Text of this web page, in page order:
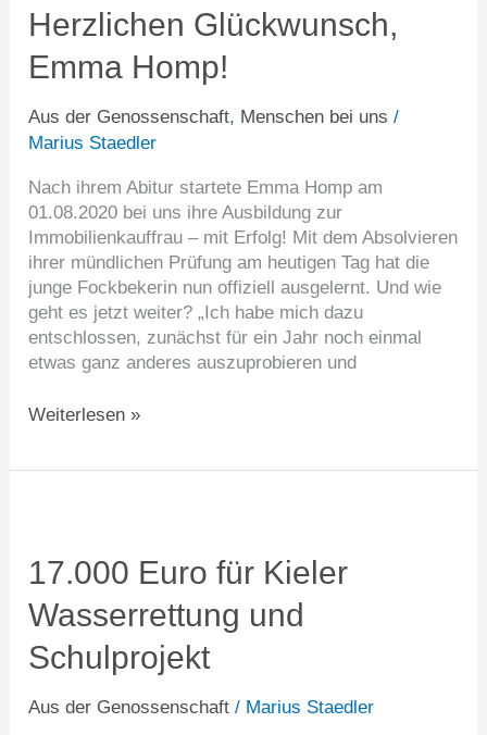
Herzlichen Glückwunsch,
Emma Homp!
Aus der Genossenschaft, Menschen bei uns /
Marius Staedler
Nach ihrem Abitur startete Emma Homp am
01.08.2020 bei uns ihre Ausbildung zur
Immobilienkauffrau – mit Erfolg! Mit dem Absolvieren
ihrer mündlichen Prüfung am heutigen Tag hat die
junge Fockbekerin nun offiziell ausgelernt. Und wie
geht es jetzt weiter? „Ich habe mich dazu
entschlossen, zunächst für ein Jahr noch einmal
etwas ganz anderes auszuprobieren und
Emma
Homp!
Weiterlesen »
17.000 Euro für Kieler
Wasserrettung und
Schulprojekt
Aus der Genossenschaft / Marius Staedler
für
Kieler
Wasserrettung
Schulprojekt